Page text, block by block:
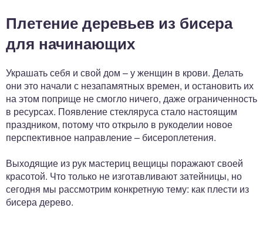
Плетение деревьев из бисера
для начинающих
Украшать себя и свой дом – у женщин в крови. Делать
они это начали с незапамятных времен, и остановить их
на этом поприще не смогло ничего, даже ограниченность
в ресурсах. Появление стекляруса стало настоящим
праздником, потому что открыло в рукоделии новое
перспективное направление – бисероплетения.
Выходящие из рук мастериц вещицы поражают своей
красотой. Что только не изготавливают затейницы, но
сегодня мы рассмотрим конкретную тему: как плести из
бисера дерево.